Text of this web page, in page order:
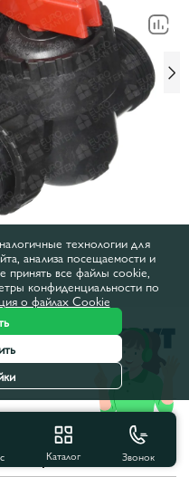
Каталог Звонок
технологии для
анализа посещаемости и
принять все файлы cookie,
конфиденциальности по
о файлах Cookie